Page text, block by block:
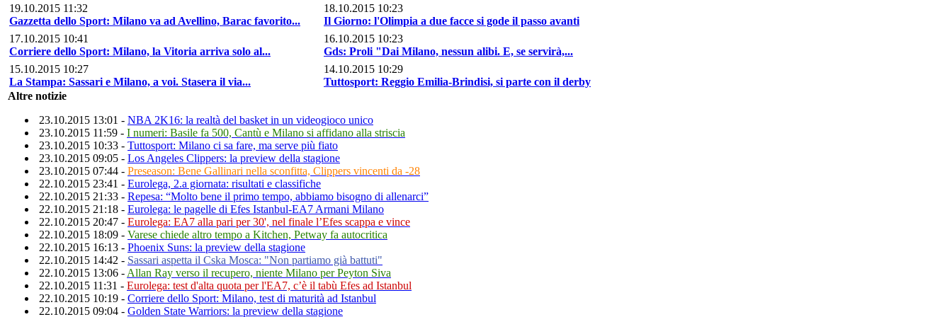
19.10.2015 11:32
Gazzetta dello Sport: Milano va ad Avellino, Barac favorito...
18.10.2015 10:23
Il Giorno: l'Olimpia a due facce si gode il passo avanti
17.10.2015 10:41
Corriere dello Sport: Milano, la Vitoria arriva solo al...
16.10.2015 10:23
Gds: Proli "Dai Milano, nessun alibi. E, se servirà,...
15.10.2015 10:27
La Stampa: Sassari e Milano, a voi. Stasera il via...
14.10.2015 10:29
Tuttosport: Reggio Emilia-Brindisi, si parte con il derby
Altre notizie
23.10.2015 13:01 - NBA 2K16: la realtà del basket in un videogioco unico
23.10.2015 11:59 - I numeri: Basile fa 500, Cantù e Milano si affidano alla striscia
23.10.2015 10:33 - Tuttosport: Milano ci sa fare, ma serve più fiato
23.10.2015 09:05 - Los Angeles Clippers: la preview della stagione
23.10.2015 07:44 - Preseason: Bene Gallinari nella sconfitta, Clippers vincenti da -28
22.10.2015 23:41 - Eurolega, 2.a giornata: risultati e classifiche
22.10.2015 21:33 - Repesa: “Molto bene il primo tempo, abbiamo bisogno di allenarci”
22.10.2015 21:18 - Eurolega: le pagelle di Efes Istanbul-EA7 Armani Milano
22.10.2015 20:47 - Eurolega: EA7 alla pari per 30', nel finale l’Efes scappa e vince
22.10.2015 18:09 - Varese chiede altro tempo a Kitchen, Petway fa autocritica
22.10.2015 16:13 - Phoenix Suns: la preview della stagione
22.10.2015 14:42 - Sassari aspetta il Cska Mosca: "Non partiamo già battuti"
22.10.2015 13:06 - Allan Ray verso il recupero, niente Milano per Peyton Siva
22.10.2015 11:31 - Eurolega: test d'alta quota per l'EA7, c’è il tabù Efes ad Istanbul
22.10.2015 10:19 - Corriere dello Sport: Milano, test di maturità ad Istanbul
22.10.2015 09:04 - Golden State Warriors: la preview della stagione